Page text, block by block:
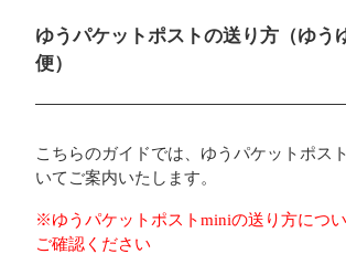
メインコンテンツ
ゆうパケットポストの送り方（ゆう
便）
こちらのガイドでは、ゆうパケットポス
いてご案内いたします。
※ゆうパケットポストminiの送り方につ
ご確認ください